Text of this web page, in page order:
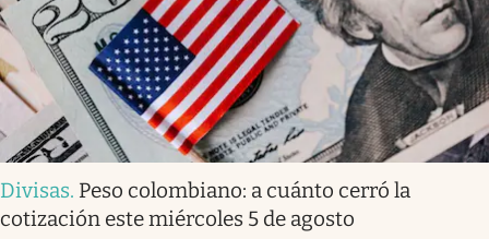
Divisas. Peso colombiano: a cuánto cerró la
cotización este miércoles 5 de agosto